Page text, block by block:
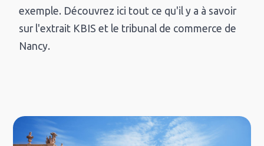
exemple. Découvrez ici tout ce qu'il y a à savoir
sur l'extrait KBIS et le tribunal de commerce de
Nancy.